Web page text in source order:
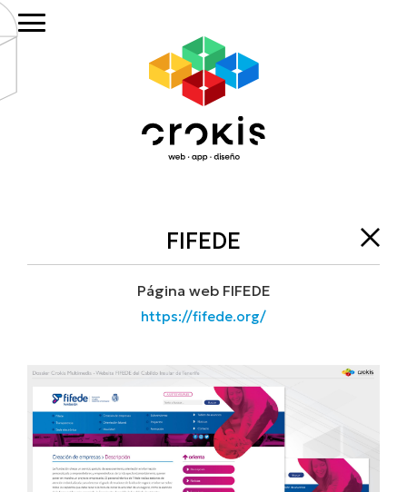
Saltar
al
principal
Saltar
al
de
FIFEDE
Página web FIFEDE
https://fifede.org/